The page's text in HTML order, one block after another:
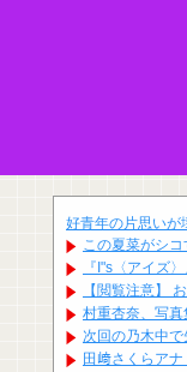
好青年の片思いが
この夏菜がシ
『I"s〈アイズ
【閲覧注意】
村重杏奈、写真
次回の乃木中
田﨑さくらア